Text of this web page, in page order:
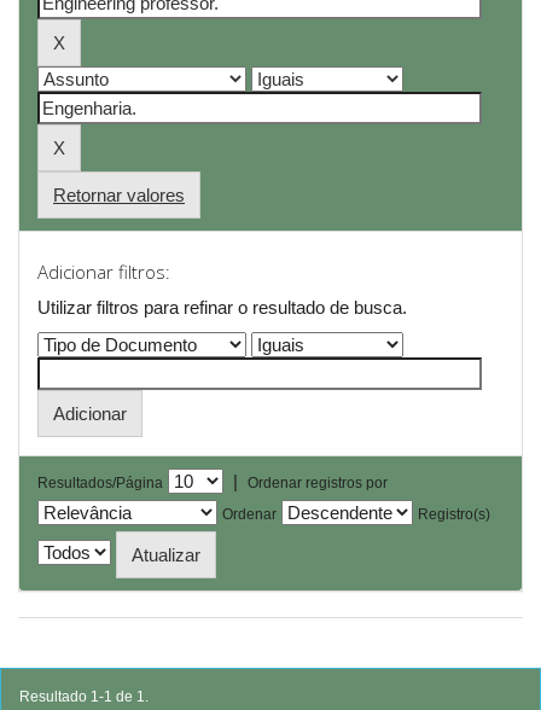
Retornar valores
Adicionar filtros:
Utilizar filtros para refinar o resultado de busca.
Resultados/Página |
Ordenar registros por
Ordenar
Registro(s)
Resultado 1-1 de 1.